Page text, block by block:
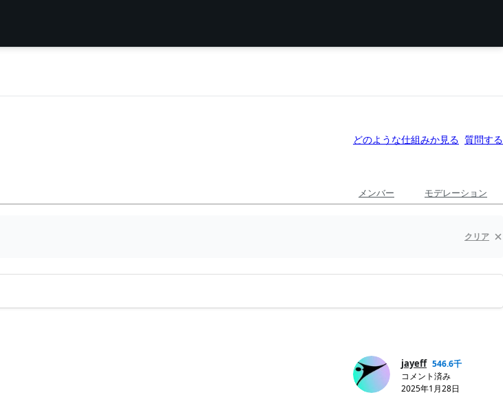
どのような仕組みか見る 質問する
メンバー モデレーション
クリア
jayeff 546.6千
コメント済み
2025年1月28日